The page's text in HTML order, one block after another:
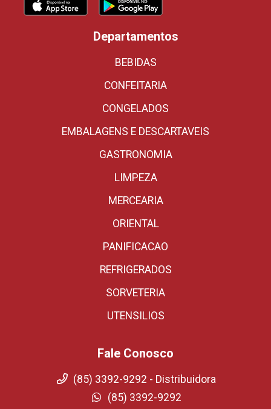
Departamentos
BEBIDAS
CONFEITARIA
CONGELADOS
EMBALAGENS E DESCARTAVEIS
GASTRONOMIA
LIMPEZA
MERCEARIA
ORIENTAL
PANIFICACAO
REFRIGERADOS
SORVETERIA
UTENSILIOS
Fale Conosco
(85) 3392-9292 - Distribuidora
(85) 3392-9292